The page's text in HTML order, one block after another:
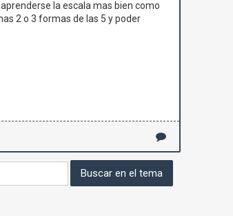
la escala mas bien como
2 o 3 formas de las 5 y poder